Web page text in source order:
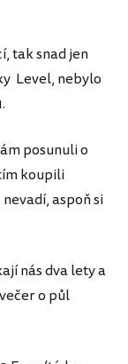
tak snad jen
Level, nebylo
posunuli o
koupili
aspoň si
nás dva lety a
o půl